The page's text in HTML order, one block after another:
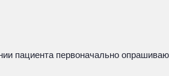
пациента первоначально